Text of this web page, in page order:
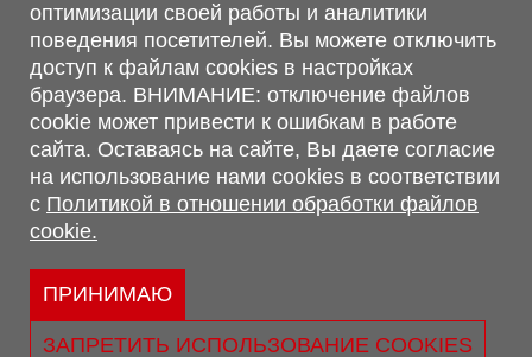
г. Минск, Минский р-н, п. Привольный, ул. Мира, 20А,
223062
г. Брест, ул. Лейтенанта Рябцева, 108 В, 224701
Обращаем Ваше внимание, что вся предоставленная на сайте
информация, касающаяся комплектаций, технических
характеристик, цветовых сочетаний, а также стоимости и
сервисного обслуживания носит информационный характер и
не является публичной офертой, определяемой п.2 ст.407
Гражданского кодекса Республики Беларусь.
Политика обработки персональных данных
Политикой в отношении обработки файлов cookie.
оптимизации своей работы и аналитики
поведения посетителей. Вы можете отключить
доступ к файлам cookies в настройках
браузера. ВНИМАНИЕ: отключение файлов
cookie может привести к ошибкам в работе
сайта. Оставаясь на сайте, Вы даете согласие
на использование нами cookies в соответствии
с Политикой в отношении обработки файлов
cookie.
ПРИНИМАЮ
ЗАПРЕТИТЬ ИСПОЛЬЗОВАНИЕ COOKIES